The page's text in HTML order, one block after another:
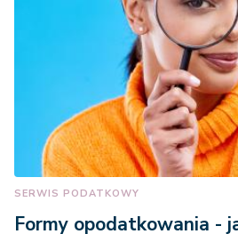
SERWIS PODATKOWY
Formy opodatkowania -